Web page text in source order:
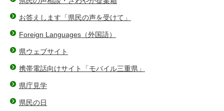
お答えします「県民の声を受けて」
Foreign Languages（外国語）
県ウェブサイト
携帯電話向けサイト「モバイル三重県」
県庁見学
県民の日